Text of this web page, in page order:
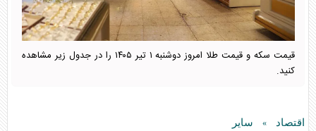
قیمت سکه و قیمت طلا امروز دوشنبه ۱ تیر ۱۴۰۵ را در جدول زیر مشاهده
کنید.
اقتصاد » سایر